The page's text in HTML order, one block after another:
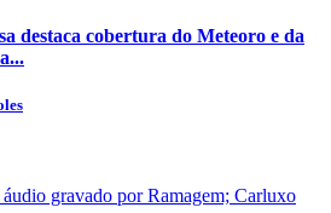
destaca cobertura do Meteoro e da